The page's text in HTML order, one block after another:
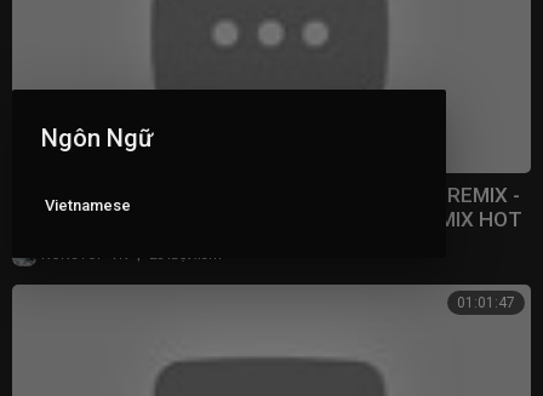
NONSTOP TIKTOK 2023 - ĐÁY BIỂN x VÂY GIỮ REMIX -
FULL SET NHẠC HOA PHÁP SƯ ĐÔNG LÀO REMIX HOT
NONSTOP VN 23 lượt xem
01:01:47
Ngôn Ngữ
Vietnamese